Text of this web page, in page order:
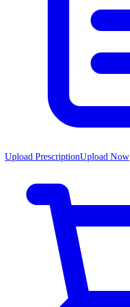
Upload PrescriptionUpload Now